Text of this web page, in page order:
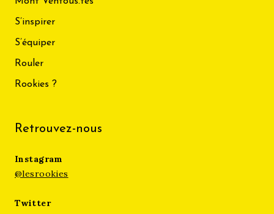
S’inspirer
S’équiper
Rouler
Rookies ?
Retrouvez-nous
Instagram
@lesrookies
Twitter